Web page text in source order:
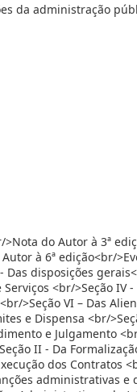
da administração
do Autor à 3ª
à 6ª edição<br/
disposições
<br/>Seção IV
>Seção VI – Das
e Dispensa <br/
e Julgamento
II - Da
dos Contratos
administrativas